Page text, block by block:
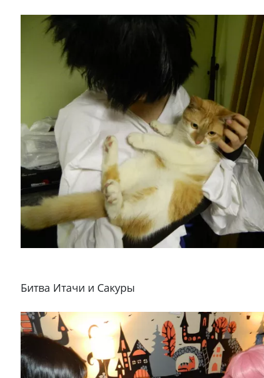
Битва Итачи и Сакуры